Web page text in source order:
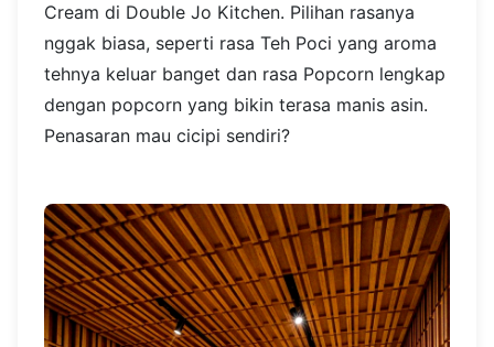
Cream di Double Jo Kitchen. Pilihan rasanya
nggak biasa, seperti rasa Teh Poci yang aroma
tehnya keluar banget dan rasa Popcorn lengkap
dengan popcorn yang bikin terasa manis asin.
Penasaran mau cicipi sendiri?